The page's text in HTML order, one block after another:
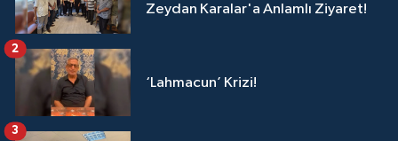
Zeydan Karalar'a Anlamlı Ziyaret!
‘Lahmacun’ Krizi!
2
3